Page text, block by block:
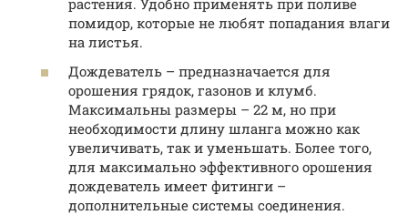
растения. Удобно применять при поливе
помидор, которые не любят попадания влаги
на листья.
Дождеватель – предназначается для
орошения грядок, газонов и клумб.
Максимальны размеры – 22 м, но при
необходимости длину шланга можно как
увеличивать, так и уменьшать. Более того,
для максимально эффективного орошения
дождеватель имеет фитинги –
дополнительные системы соединения.